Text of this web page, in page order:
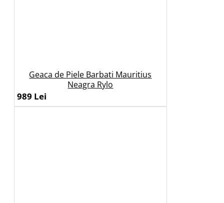
Geaca de Piele Barbati Mauritius
Neagra Rylo
989 Lei